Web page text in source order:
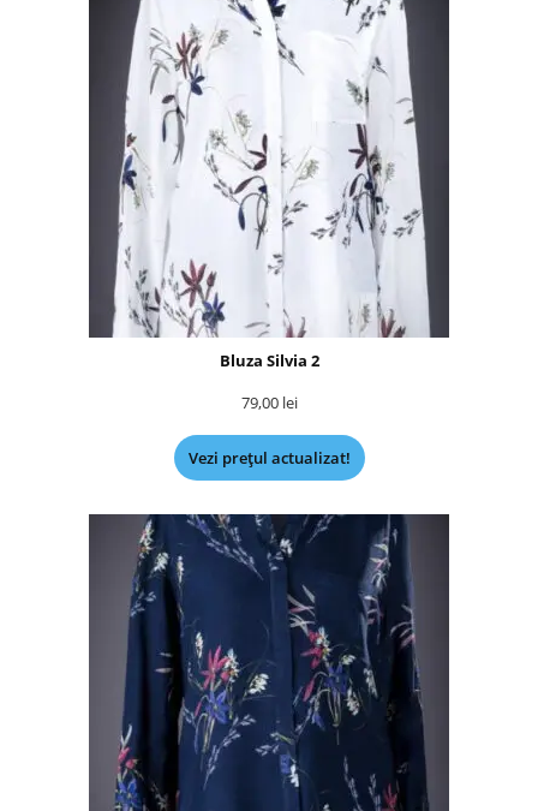
Bluza Silvia 2
79,00 lei
Vezi prețul actualizat!